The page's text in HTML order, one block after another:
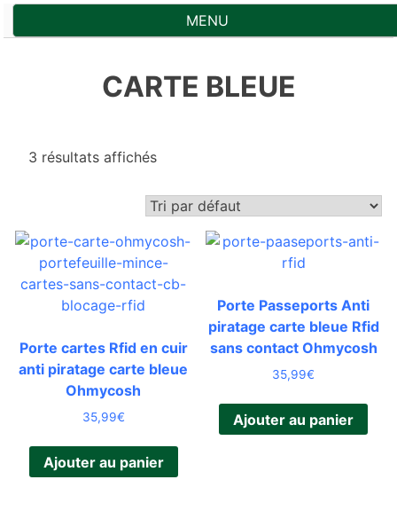
to
MENU
CARTE BLEUE
3 résultats affichés
Porte cartes Rfid en cuir
anti piratage carte bleue
Ohmycosh
35,99€
Ajouter au panier
Porte Passeports Anti
piratage carte bleue Rfid
sans contact Ohmycosh
35,99€
Ajouter au panier